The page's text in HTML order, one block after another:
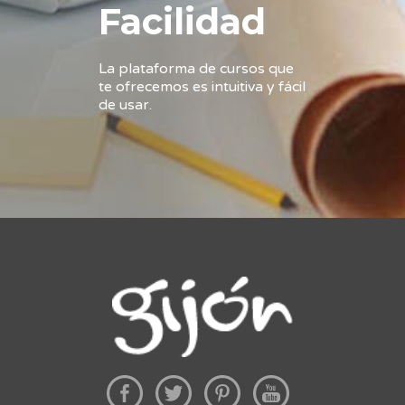
Facilidad
La plataforma de cursos que
te ofrecemos es intuitiva y fácil
de usar.